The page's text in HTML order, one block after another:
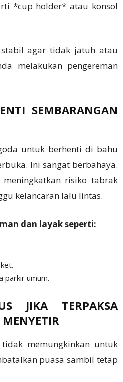
*cup holder* atau konsol
agar tidak jatuh atau
melakukan pengereman
SEMBARANGAN
untuk berhenti di bahu
Ini sangat berbahaya.
risiko tabrak
kelancaran lalu lintas.
dan layak seperti:
parkir umum.
JIKA TERPAKSA
memungkinkan untuk
puasa sambil tetap